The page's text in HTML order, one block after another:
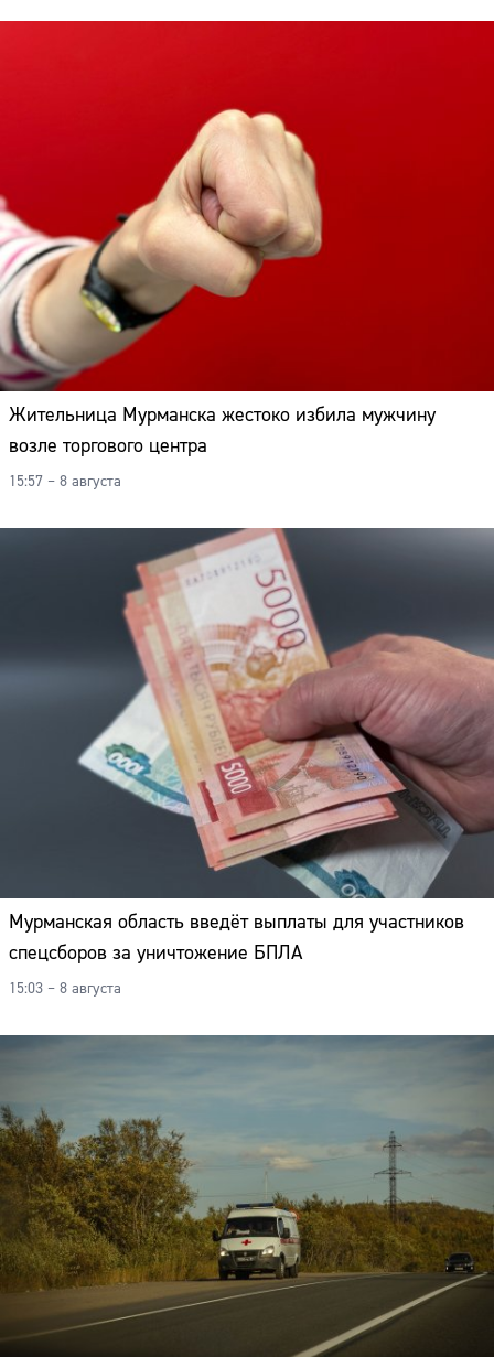
Жительница Мурманска жестоко избила мужчину
возле торгового центра
15:57 – 8 августа
Мурманская область введёт выплаты для участников
спецсборов за уничтожение БПЛА
15:03 – 8 августа